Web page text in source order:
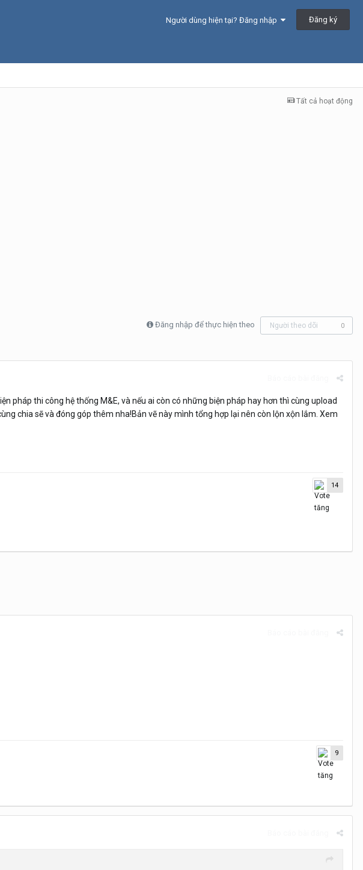
Người dùng hiện tại? Đăng nhập Đăng ký
Tất cả hoạt động
Đăng nhập để thực hiện theo Người theo dõi 0
pháp thi công hệ thống M&E, và nếu ai còn có những biện pháp hay hơn thì cùng upload
chia sẽ và đóng góp thêm nha!Bản vẽ này mình tổng hợp lại nên còn lộn xộn lắm. Xem
14
9